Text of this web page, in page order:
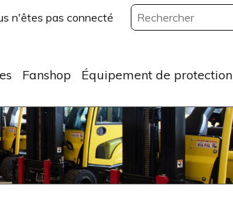
n'êtes pas connecté
Fanshop
Équipement de protection